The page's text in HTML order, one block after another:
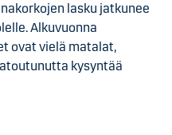
lasku jatkunee
Alkuvuonna
ovat vielä matalat,
kysyntää